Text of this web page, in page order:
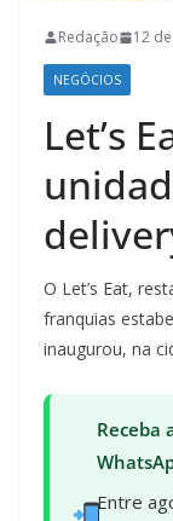
Redação 12
NEGÓCIOS
Let’s
O Let’s Eat,
franquias
inaugurou, na
Receba
Entre